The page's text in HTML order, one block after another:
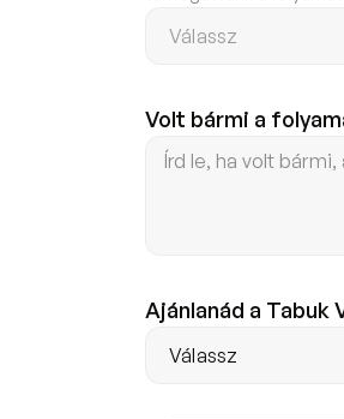
Volt bármi a
Ajánlanád a Tabuk